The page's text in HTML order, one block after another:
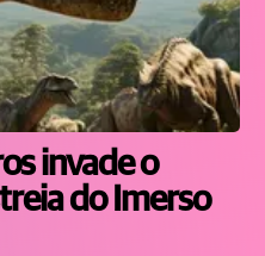
invade o
do Imerso